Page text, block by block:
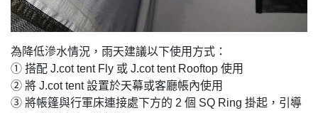
為降低滲水情況，雨天建議以下使用方式：
① 搭配 J.cot tent Fly 或 J.cot tent Rooftop 使用
② 將 J.cot tent 設置於天幕或客廳帳內使用
③ 將帳篷與行軍床連接處下方的 2 個 SQ Ring 掛起，引導